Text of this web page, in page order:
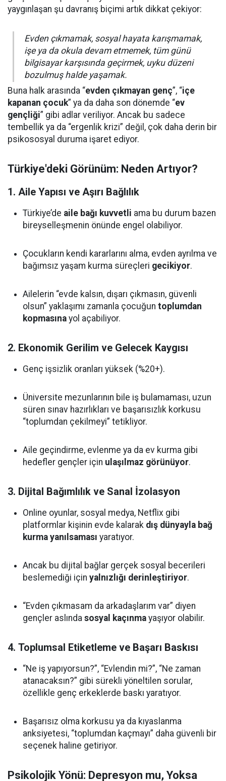
yaygınlaşan şu davranış biçimi artık dikkat çekiyor:
Evden çıkmamak, sosyal hayata karışmamak,
işe ya da okula devam etmemek, tüm günü
bilgisayar karşısında geçirmek, uyku düzeni
bozulmuş halde yaşamak.
Buna halk arasında “evden çıkmayan genç”, “içe
kapanan çocuk” ya da daha son dönemde “ev
gençliği” gibi adlar veriliyor. Ancak bu sadece
tembellik ya da “ergenlik krizi” değil, çok daha derin bir
psikososyal duruma işaret ediyor.
Türkiye'deki Görünüm: Neden Artıyor?
1. Aile Yapısı ve Aşırı Bağlılık
Türkiye’de aile bağı kuvvetli ama bu durum bazen
bireyselleşmenin önünde engel olabiliyor.
Çocukların kendi kararlarını alma, evden ayrılma ve
bağımsız yaşam kurma süreçleri gecikiyor.
Ailelerin “evde kalsın, dışarı çıkmasın, güvenli
olsun” yaklaşımı zamanla çocuğun toplumdan
kopmasına yol açabiliyor.
2. Ekonomik Gerilim ve Gelecek Kaygısı
Genç işsizlik oranları yüksek (%20+).
Üniversite mezunlarının bile iş bulamaması, uzun
süren sınav hazırlıkları ve başarısızlık korkusu
“toplumdan çekilmeyi” tetikliyor.
Aile geçindirme, evlenme ya da ev kurma gibi
hedefler gençler için ulaşılmaz görünüyor.
3. Dijital Bağımlılık ve Sanal İzolasyon
Online oyunlar, sosyal medya, Netflix gibi
platformlar kişinin evde kalarak dış dünyayla bağ
kurma yanılsaması yaratıyor.
Ancak bu dijital bağlar gerçek sosyal becerileri
beslemediği için yalnızlığı derinleştiriyor.
“Evden çıkmasam da arkadaşlarım var” diyen
gençler aslında sosyal kaçınma yaşıyor olabilir.
4. Toplumsal Etiketleme ve Başarı Baskısı
“Ne iş yapıyorsun?”, “Evlendin mi?”, “Ne zaman
atanacaksın?” gibi sürekli yöneltilen sorular,
özellikle genç erkeklerde baskı yaratıyor.
Başarısız olma korkusu ya da kıyaslanma
anksiyetesi, “toplumdan kaçmayı” daha güvenli bir
seçenek haline getiriyor.
Psikolojik Yönü: Depresyon mu, Yoksa